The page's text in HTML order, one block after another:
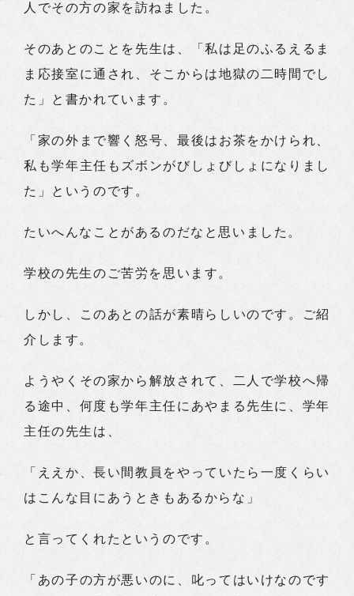
人でその方の家を訪ねました。
そのあとのことを先生は、「私は足のふるえるま
ま応接室に通され、そこからは地獄の二時間でし
た」と書かれています。
「家の外まで響く怒号、最後はお茶をかけられ、
私も学年主任もズボンがびしょびしょになりまし
た」というのです。
たいへんなことがあるのだなと思いました。
学校の先生のご苦労を思います。
しかし、このあとの話が素晴らしいのです。ご紹
介します。
ようやくその家から解放されて、二人で学校へ帰
る途中、何度も学年主任にあやまる先生に、学年
主任の先生は、
「ええか、長い間教員をやっていたら一度くらい
はこんな目にあうときもあるからな」
と言ってくれたというのです。
「あの子の方が悪いのに、叱ってはいけなのです